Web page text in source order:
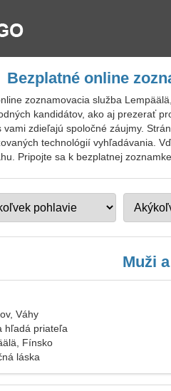
Bezplatné online
zoznamovacia služba
kandidátov, ako aj prezerať
zdieľajú spoločné záujmy.
technológií vyhľadávania.
Pripojte sa k bezplatnej
Muži
Váhy
hľadá priateľa
Fínsko
láska